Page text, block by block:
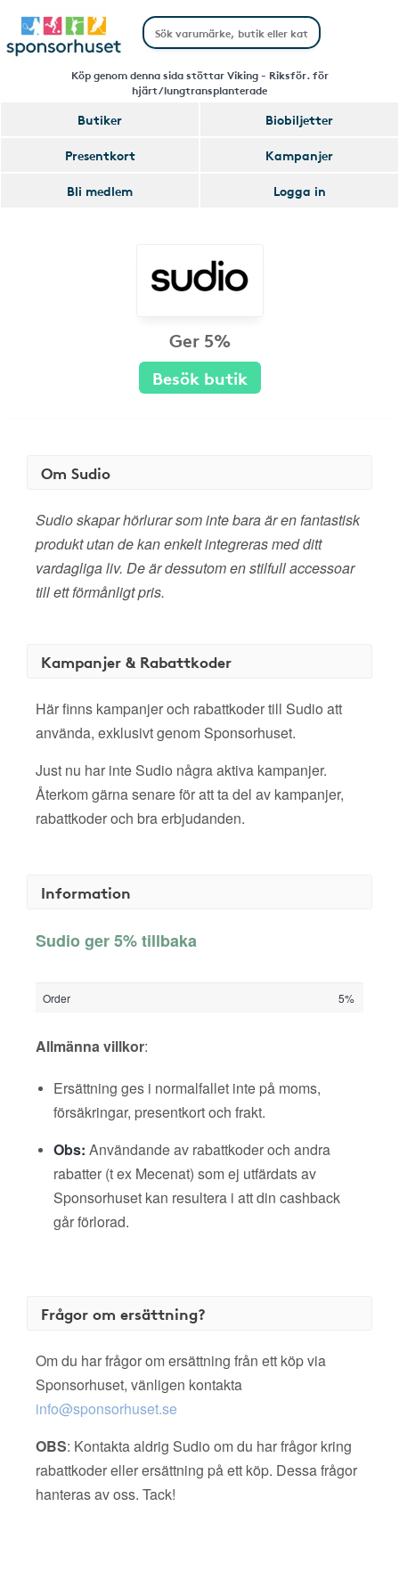
Köp genom denna sida stöttar Viking - Riksför. för
hjärt/lungtransplanterade
Butiker
Biobiljetter
Presentkort
Kampanjer
Bli medlem
Logga in
Ger 5%
Besök butik
Om Sudio
Sudio skapar hörlurar som inte bara är en fantastisk
produkt utan de kan enkelt integreras med ditt
vardagliga liv. De är dessutom en stilfull accessoar
till ett förmånligt pris.
Kampanjer & Rabattkoder
Här finns kampanjer och rabattkoder till Sudio att
använda, exklusivt genom Sponsorhuset.
Just nu har inte Sudio några aktiva kampanjer.
Återkom gärna senare för att ta del av kampanjer,
rabattkoder och bra erbjudanden.
Information
Sudio ger 5% tillbaka
Order 5%
Allmänna villkor:
Ersättning ges i normalfallet inte på moms,
försäkringar, presentkort och frakt.
Obs: Användande av rabattkoder och andra
rabatter (t ex Mecenat) som ej utfärdats av
Sponsorhuset kan resultera i att din cashback
går förlorad.
Frågor om ersättning?
Om du har frågor om ersättning från ett köp via
Sponsorhuset, vänligen kontakta
info@sponsorhuset.se
OBS: Kontakta aldrig Sudio om du har frågor kring
rabattkoder eller ersättning på ett köp. Dessa frågor
hanteras av oss. Tack!